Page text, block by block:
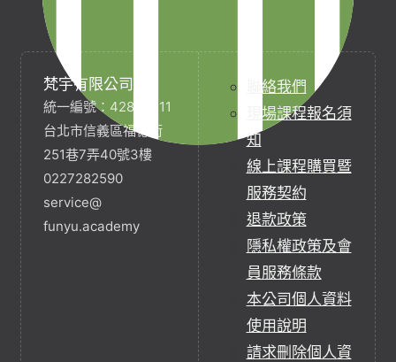
梵宇有限公司
統一編號：42854211
台北市信義區福德街
251巷7弄40號3樓
0227282590
service@
funyu.academy
聯絡我們
現場課程報名須
知
線上課程購買暨
服務契約
退款政策
隱私權政策及會
員服務條款
本公司個人資料
使用說明
請求刪除個人資